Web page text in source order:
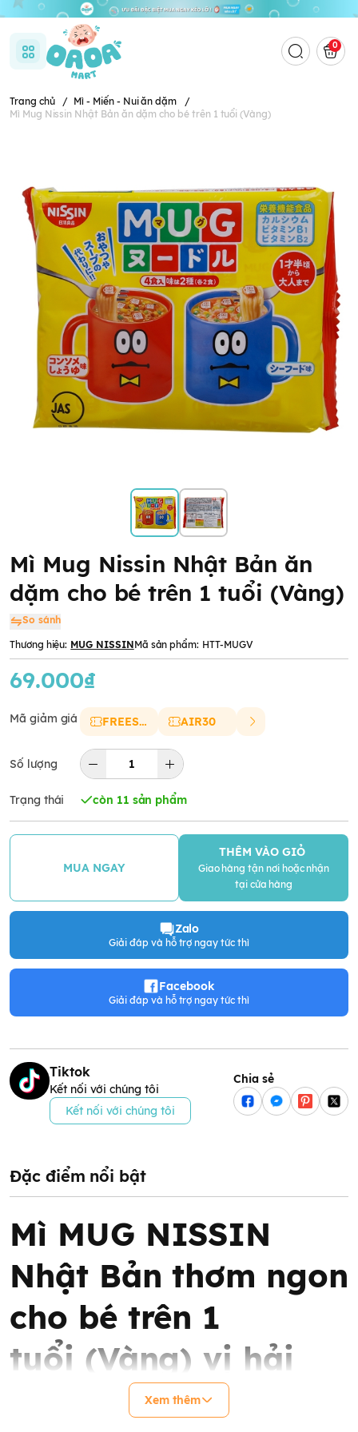
0
Trang chủ / Mì - Miến - Nui ăn dặm
/
Mì Mug Nissin Nhật Bản ăn dặm cho bé trên 1 tuổi (Vàng)
Mì Mug Nissin Nhật Bản ăn
dặm cho bé trên 1 tuổi (Vàng)
So sánh
Thương hiệu: MUG NISSINMã sản phẩm: HTT-MUGV
69.000₫
Mã giảm giá FREESHIP AIR30
Số lượng
Trạng thái còn 11 sản phẩm
MUA NGAY
THÊM VÀO GIỎ
Giao hàng tận nơi hoặc nhận
tại cửa hàng
Zalo
Giải đáp và hỗ trợ ngay tức thì
Facebook
Giải đáp và hỗ trợ ngay tức thì
Tiktok
Kết nối với chúng tôi
Kết nối với chúng tôi
Chia sẻ
Đặc điểm nổi bật
Mì MUG NISSIN
Nhật Bản thơm ngon
cho bé trên 1
tuổi (Vàng) vị hải
sản & nước tương
Xem thêm